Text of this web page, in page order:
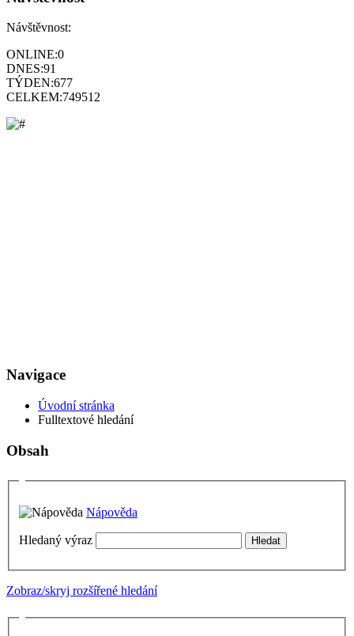
Návštěvnost:
ONLINE:0
DNES:91
TÝDEN:677
CELKEM:749512
Navigace
Úvodní stránka
Fulltextové hledání
Obsah
Nápověda
Hledaný výraz
Zobraz/skryj rozšířené hledání